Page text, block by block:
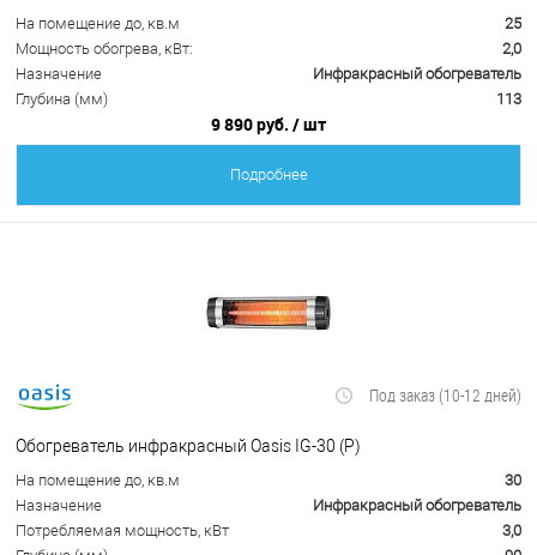
На помещение до, кв.м
25
Мощность обогрева, кВт:
2,0
Назначение
Инфракрасный обогреватель
Глубина (мм)
113
9 890 руб. / шт
Подробнее
Под заказ (10-12 дней)
Обогреватель инфракрасный Oasis IG-30 (P)
На помещение до, кв.м
30
Назначение
Инфракрасный обогреватель
Потребляемая мощность, кВт
3,0